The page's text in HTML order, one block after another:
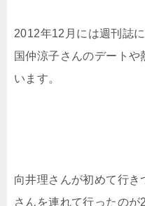
2012年12月には週刊誌
国仲涼子さんのデートや
います。
向井理さんが初めて行き
さんを連れて行ったの